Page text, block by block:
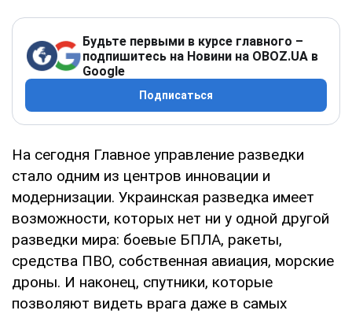
Будьте первыми в курсе главного –
подпишитесь на Новини на OBOZ.UA в
Google
Подписаться
На сегодня Главное управление разведки
стало одним из центров инновации и
модернизации. Украинская разведка имеет
возможности, которых нет ни у одной другой
разведки мира: боевые БПЛА, ракеты,
средства ПВО, собственная авиация, морские
дроны. И наконец, спутники, которые
позволяют видеть врага даже в самых